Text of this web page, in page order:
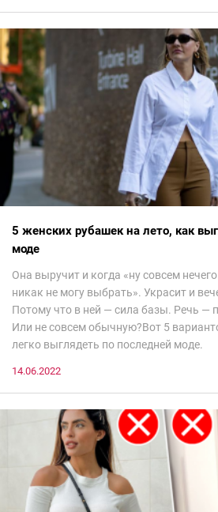
5 женских рубашек на лето, как
моде
Она выручит и когда «ну совсем
никак не могу выбрать». Украсит и
Потому что в ней — сила базы. Речь —
Или не совсем обычную?Вот 5
легко выглядеть по последней моде.
14.06.2022